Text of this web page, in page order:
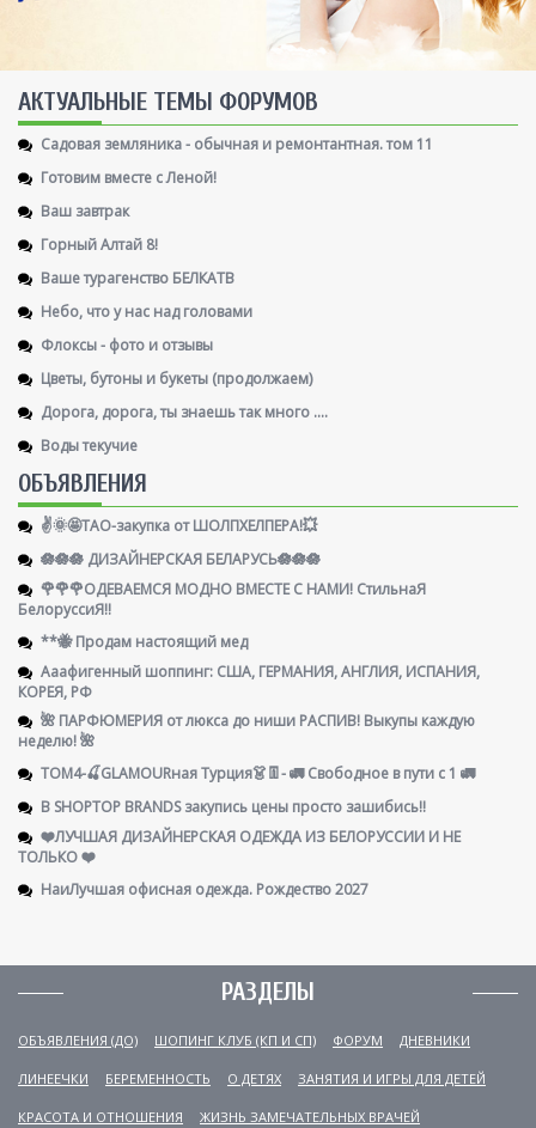
AКТУАЛЬНЫЕ ТЕМЫ ФОРУМОВ
Садовая земляника - обычная и ремонтантная. том 11
Готовим вместе с Леной!
Ваш завтрак
Горный Алтай 8!
Ваше турагенство БЕЛКАТВ
Небо, что у нас над головами
Флоксы - фото и отзывы
Цветы, бутоны и букеты (продолжаем)
Дорога, дорога, ты знаешь так много ....
Воды текучие
ОБЪЯВЛЕНИЯ
✌️🌞🤩ТАО-закупка от ШОЛПХЕЛПЕРА!💥
🪷🪷🪷 ДИЗАЙНЕРСКАЯ БЕЛАРУСЬ🪷🪷🪷
🌹🌹🌹ОДЕВАЕМСЯ МОДНО ВМЕСТЕ С НАМИ! СтильнаЯ
БелоруссиЯ‼
**🐝 Продам настоящий мед
Ааафигенный шоппинг: США, ГЕРМАНИЯ, АНГЛИЯ, ИСПАНИЯ,
КОРЕЯ, РФ
🌺 ПАРФЮМЕРИЯ от люкса до ниши РАСПИВ! Выкупы каждую
неделю! 🌺
ТОМ4-🍒GLAMOURная Турция👗👖- 🚛 Свободное в пути с 1 🚛
В SHOPTOP BRANDS закупись цены просто зашибись!!
❤️ЛУЧШАЯ ДИЗАЙНЕРСКАЯ ОДЕЖДА ИЗ БЕЛОРУССИИ И НЕ
ТОЛЬКО ❤️
НаиЛучшая офисная одежда. Рождество 2027
РАЗДЕЛЫ
ОБЪЯВЛЕНИЯ (ДО) ШОПИНГ КЛУБ (КП И СП) ФОРУМ ДНЕВНИКИ
ЛИНЕЕЧКИ БЕРЕМЕННОСТЬ О ДЕТЯХ ЗАНЯТИЯ И ИГРЫ ДЛЯ ДЕТЕЙ
КРАСОТА И ОТНОШЕНИЯ ЖИЗНЬ ЗАМЕЧАТЕЛЬНЫХ ВРАЧЕЙ